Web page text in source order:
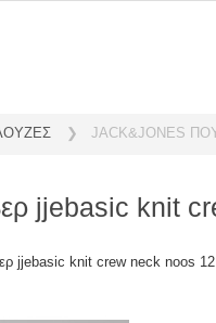
❯ JACK&JONES
jjebasic knit
jjebasic knit crew neck noos